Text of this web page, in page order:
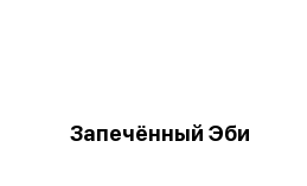
Запечённый Эби